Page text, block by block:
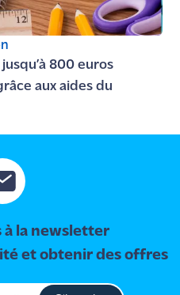
800 euros
aux aides du
la newsletter
et obtenir des offres